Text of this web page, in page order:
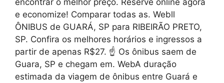
e economize! Comparar todas as. Webll
ÔNIBUS de GUARÁ, SP para RIBEIRÃO PRETO,
SP. Confira os melhores horários e ingressos a
partir de apenas R$27. ☝ Os ônibus saem de
Guara, SP e chegam em. WebA duração
estimada da viagem de ônibus entre Guará e